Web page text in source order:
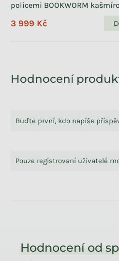
Hodnocení
Buďte první, kdo napíše
Pouze registrovaní uživatelé
policemi BOOKWORM
3 999 Kč
Hodnocení od